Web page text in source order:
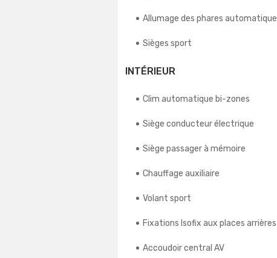
Allumage des phares automatique
Sièges sport
INTÉRIEUR
Clim automatique bi-zones
Siège conducteur électrique
Siège passager à mémoire
Chauffage auxiliaire
Volant sport
Fixations Isofix aux places arrières
Accoudoir central AV